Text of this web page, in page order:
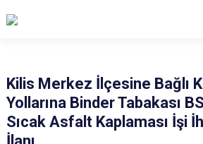
Kilis Merkez İlçesine Bağlı
Yollarına Binder Tabakası
Sıcak Asfalt Kaplaması İşi